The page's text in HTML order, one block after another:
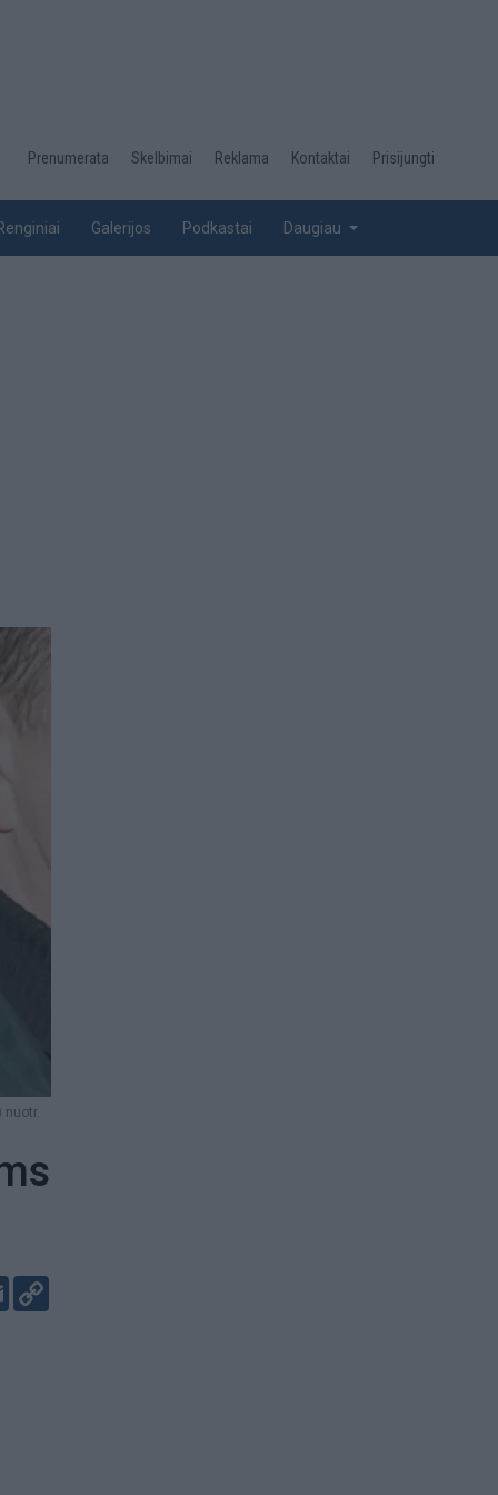
Desktop
top
Prenumerata Skelbimai Reklama Kontaktai Prisijungti
Galerijos Podkastai Daugiau
nuotr.
Email